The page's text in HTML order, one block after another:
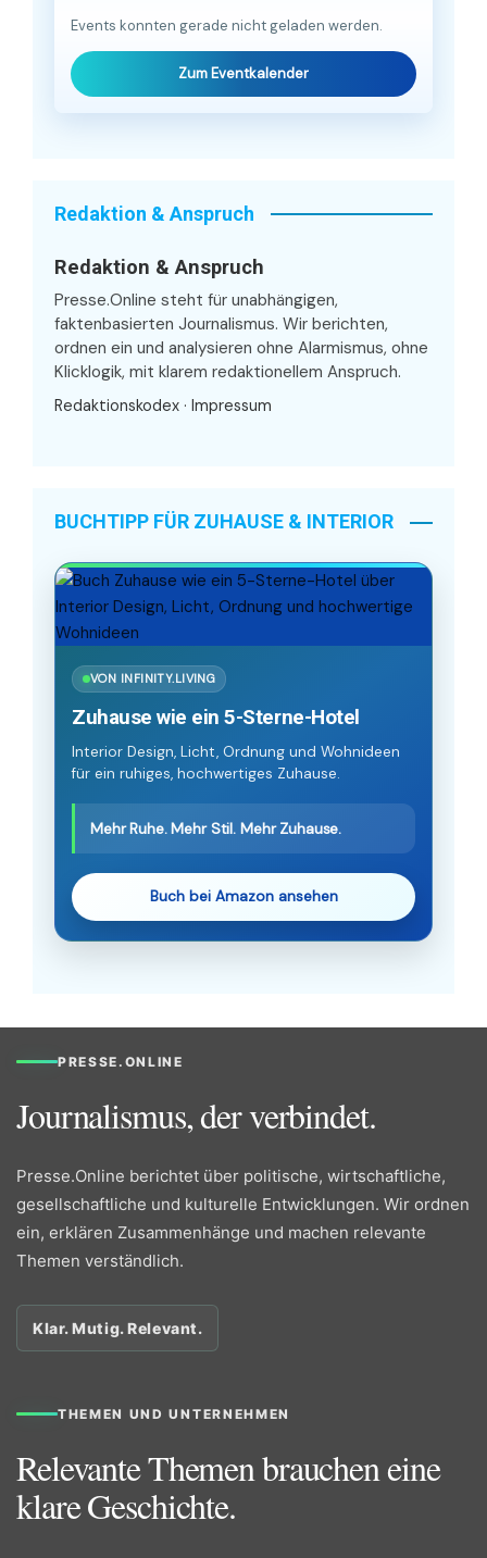
Events konnten gerade nicht geladen werden.
Zum Eventkalender
Redaktion & Anspruch
Redaktion & Anspruch
Presse.Online steht für unabhängigen,
faktenbasierten Journalismus. Wir berichten,
ordnen ein und analysieren ohne Alarmismus, ohne
Klicklogik, mit klarem redaktionellem Anspruch.
Redaktionskodex · Impressum
BUCHTIPP FÜR ZUHAUSE & INTERIOR
VON INFINITY.LIVING
Zuhause wie ein 5-Sterne-Hotel
Interior Design, Licht, Ordnung und Wohnideen
für ein ruhiges, hochwertiges Zuhause.
Mehr Ruhe. Mehr Stil. Mehr Zuhause.
Buch bei Amazon ansehen
PRESSE.ONLINE
Journalismus, der verbindet.
Presse.Online berichtet über politische, wirtschaftliche,
gesellschaftliche und kulturelle Entwicklungen. Wir ordnen
ein, erklären Zusammenhänge und machen relevante
Themen verständlich.
Klar. Mutig. Relevant.
THEMEN UND UNTERNEHMEN
Relevante Themen brauchen eine
klare Geschichte.